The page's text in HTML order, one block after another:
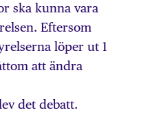
ska kunna vara
Eftersom
löper ut 1
att ändra
det debatt.